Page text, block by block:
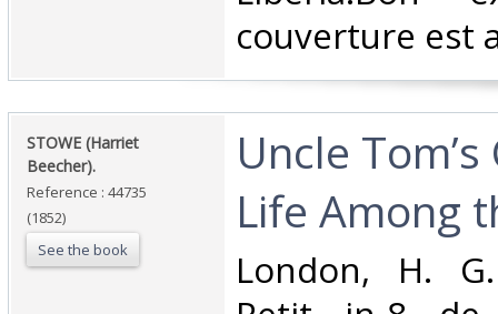
couverture est
‎STOWE (Harriet
Beecher).‎
Reference : 44735
(1852)
See the book
‎Uncle
Life Among
‎London, H.